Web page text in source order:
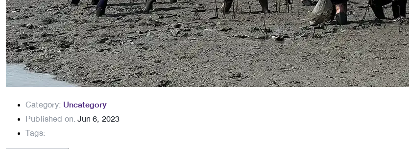
Category: Uncategory
Published on:Jun 6, 2023
Tags: